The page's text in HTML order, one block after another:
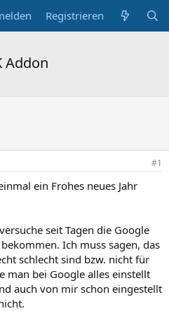
Registrieren
Addon
#1
ein Frohes neues Jahr
seit Tagen die Google
Ich muss sagen, das
schlecht sind bzw. nicht für
man bei Google alles einstellt
auch von mir schon eingestellt